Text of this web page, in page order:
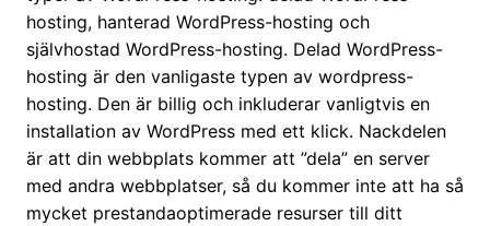
hosting, hanterad WordPress-hosting och
självhostad WordPress-hosting. Delad WordPress-
hosting är den vanligaste typen av wordpress-
hosting. Den är billig och inkluderar vanligtvis en
installation av WordPress med ett klick. Nackdelen
är att din webbplats kommer att ”dela” en server
med andra webbplatser, så du kommer inte att ha så
mycket prestandaoptimerade resurser till ditt